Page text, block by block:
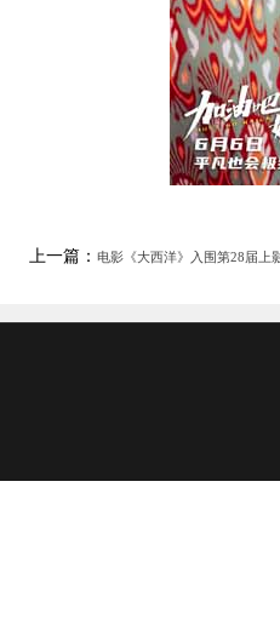
上一篇： 电影《大西洋》入围第28届上